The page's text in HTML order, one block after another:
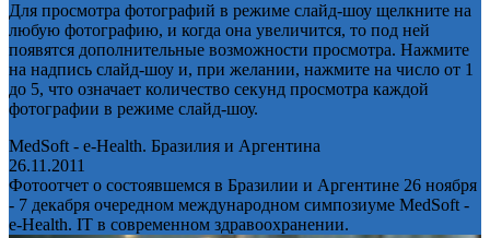
Для просмотра фотографий в режиме слайд-шоу щелкните на
любую фотографию, и когда она увеличится, то под ней
появятся дополнительные возможности просмотра. Нажмите
на надпись слайд-шоу и, при желании, нажмите на число от 1
до 5, что означает количество секунд просмотра каждой
фотографии в режиме слайд-шоу.
MedSoft - e-Health. Бразилия и Аргентина
26.11.2011
Фотоотчет о состоявшемся в Бразилии и Аргентине 26 ноября
- 7 декабря очередном международном симпозиуме MedSoft -
e-Health. IT в современном здравоохранении.